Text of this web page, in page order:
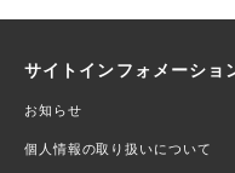
サイトインフォメーショ
お知らせ
個人情報の取り扱いについて